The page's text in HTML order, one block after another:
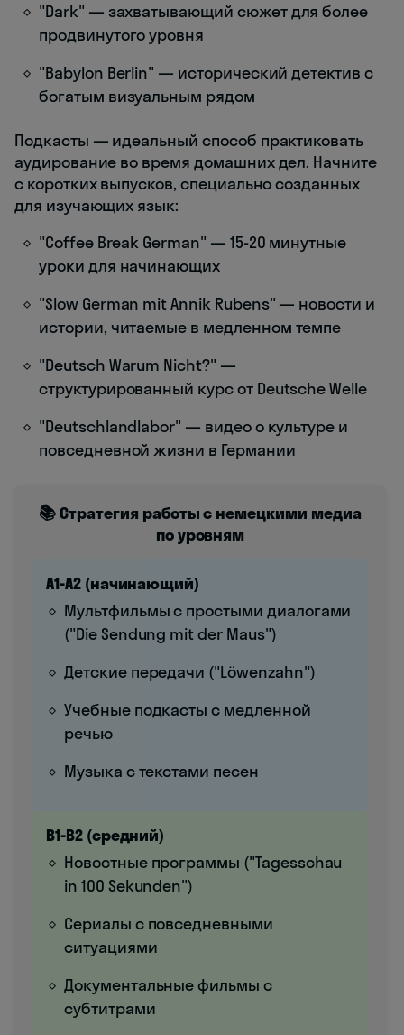
"Dark" — захватывающий сюжет для более
продвинутого уровня
"Babylon Berlin" — исторический детектив с
богатым визуальным рядом
Подкасты — идеальный способ практиковать
аудирование во время домашних дел. Начните
с коротких выпусков, специально созданных
для изучающих язык:
"Coffee Break German" — 15-20 минутные
уроки для начинающих
"Slow German mit Annik Rubens" — новости и
истории, читаемые в медленном темпе
"Deutsch Warum Nicht?" —
структурированный курс от Deutsche Welle
"Deutschlandlabor" — видео о культуре и
повседневной жизни в Германии
📚 Стратегия работы с немецкими медиа
по уровням
A1-A2 (начинающий)
Мультфильмы с простыми диалогами
("Die Sendung mit der Maus")
Детские передачи ("Löwenzahn")
Учебные подкасты с медленной
речью
Музыка с текстами песен
B1-B2 (средний)
Новостные программы ("Tagesschau
in 100 Sekunden")
Сериалы с повседневными
ситуациями
Документальные фильмы с
субтитрами